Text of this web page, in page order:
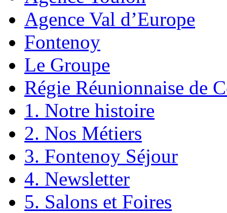
Agence Val d’Europe
Fontenoy
Le Groupe
Régie Réunionnaise de
1. Notre histoire
2. Nos Métiers
3. Fontenoy Séjour
4. Newsletter
5. Salons et Foires